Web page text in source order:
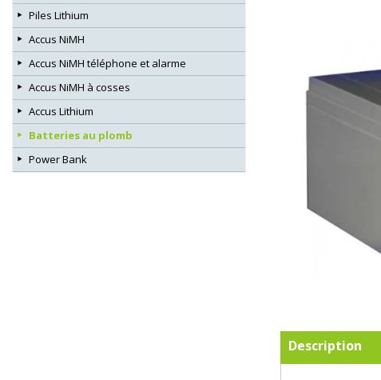
Description
Piles Lithium
Accus NiMH
Accus NiMH téléphone et alarme
Accus NiMH à cosses
Accus Lithium
Batteries au plomb
Power Bank